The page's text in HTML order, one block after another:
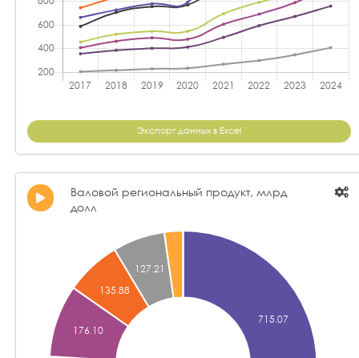
Экспорт данных в Excel
Валовой региональный продукт, млрд
долл